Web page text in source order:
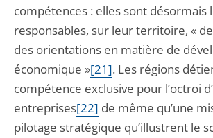
compétences : elles sont désormais
responsables, sur leur territoire, «
des orientations en matière de
économique »[21]. Les régions
compétence exclusive pour l’octroi
entreprises[22] de même qu’une
pilotage stratégique qu’illustrent le